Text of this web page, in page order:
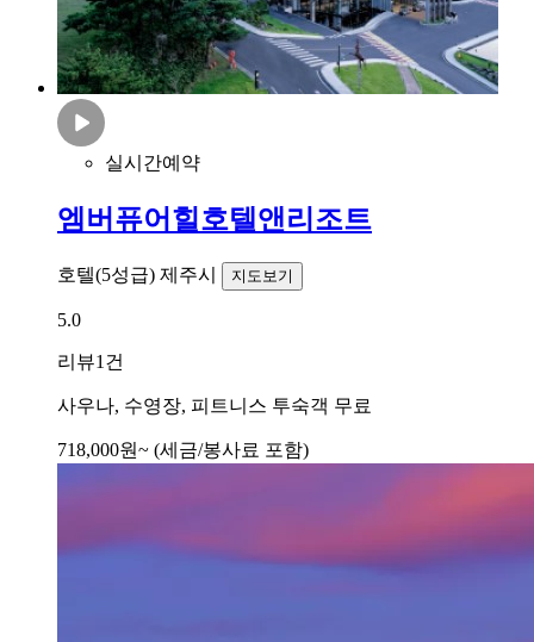
실시간예약
엠버퓨어힐호텔앤리조트
호텔(5성급) 제주시 지도보기
5.0
리뷰1건
사우나, 수영장, 피트니스 투숙객 무료
718,000원~ (세금/봉사료 포함)